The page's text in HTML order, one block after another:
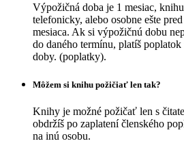
Výpožičná doba je 1 mesiac,
telefonicky, alebo osobne ešte
mesiaca. Ak si výpožičnú dobu
do daného termínu, platíš
doby. (poplatky).
Môžem si knihu požičiať len tak?
Knihy je možné požičať len s
obdržíš po zaplatení členského
na inú osobu.